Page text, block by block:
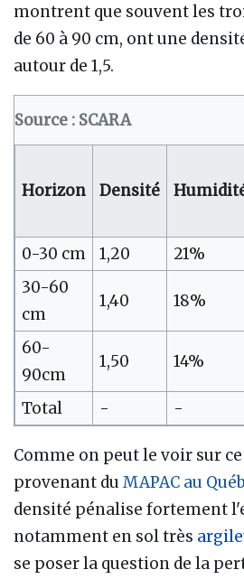
montrent que souvent les
de 60 à 90 cm, ont une
autour de 1,5.
Source : SCARA
Horizon Densité
0-30 cm
1,20 21%
30-60
cm
1,40 18%
60-
90cm
1,50 14%
Total - -
Comme on peut le voir sur
provenant du MAPAC au
densité pénalise fortement
notamment en sol très
se poser la question de la